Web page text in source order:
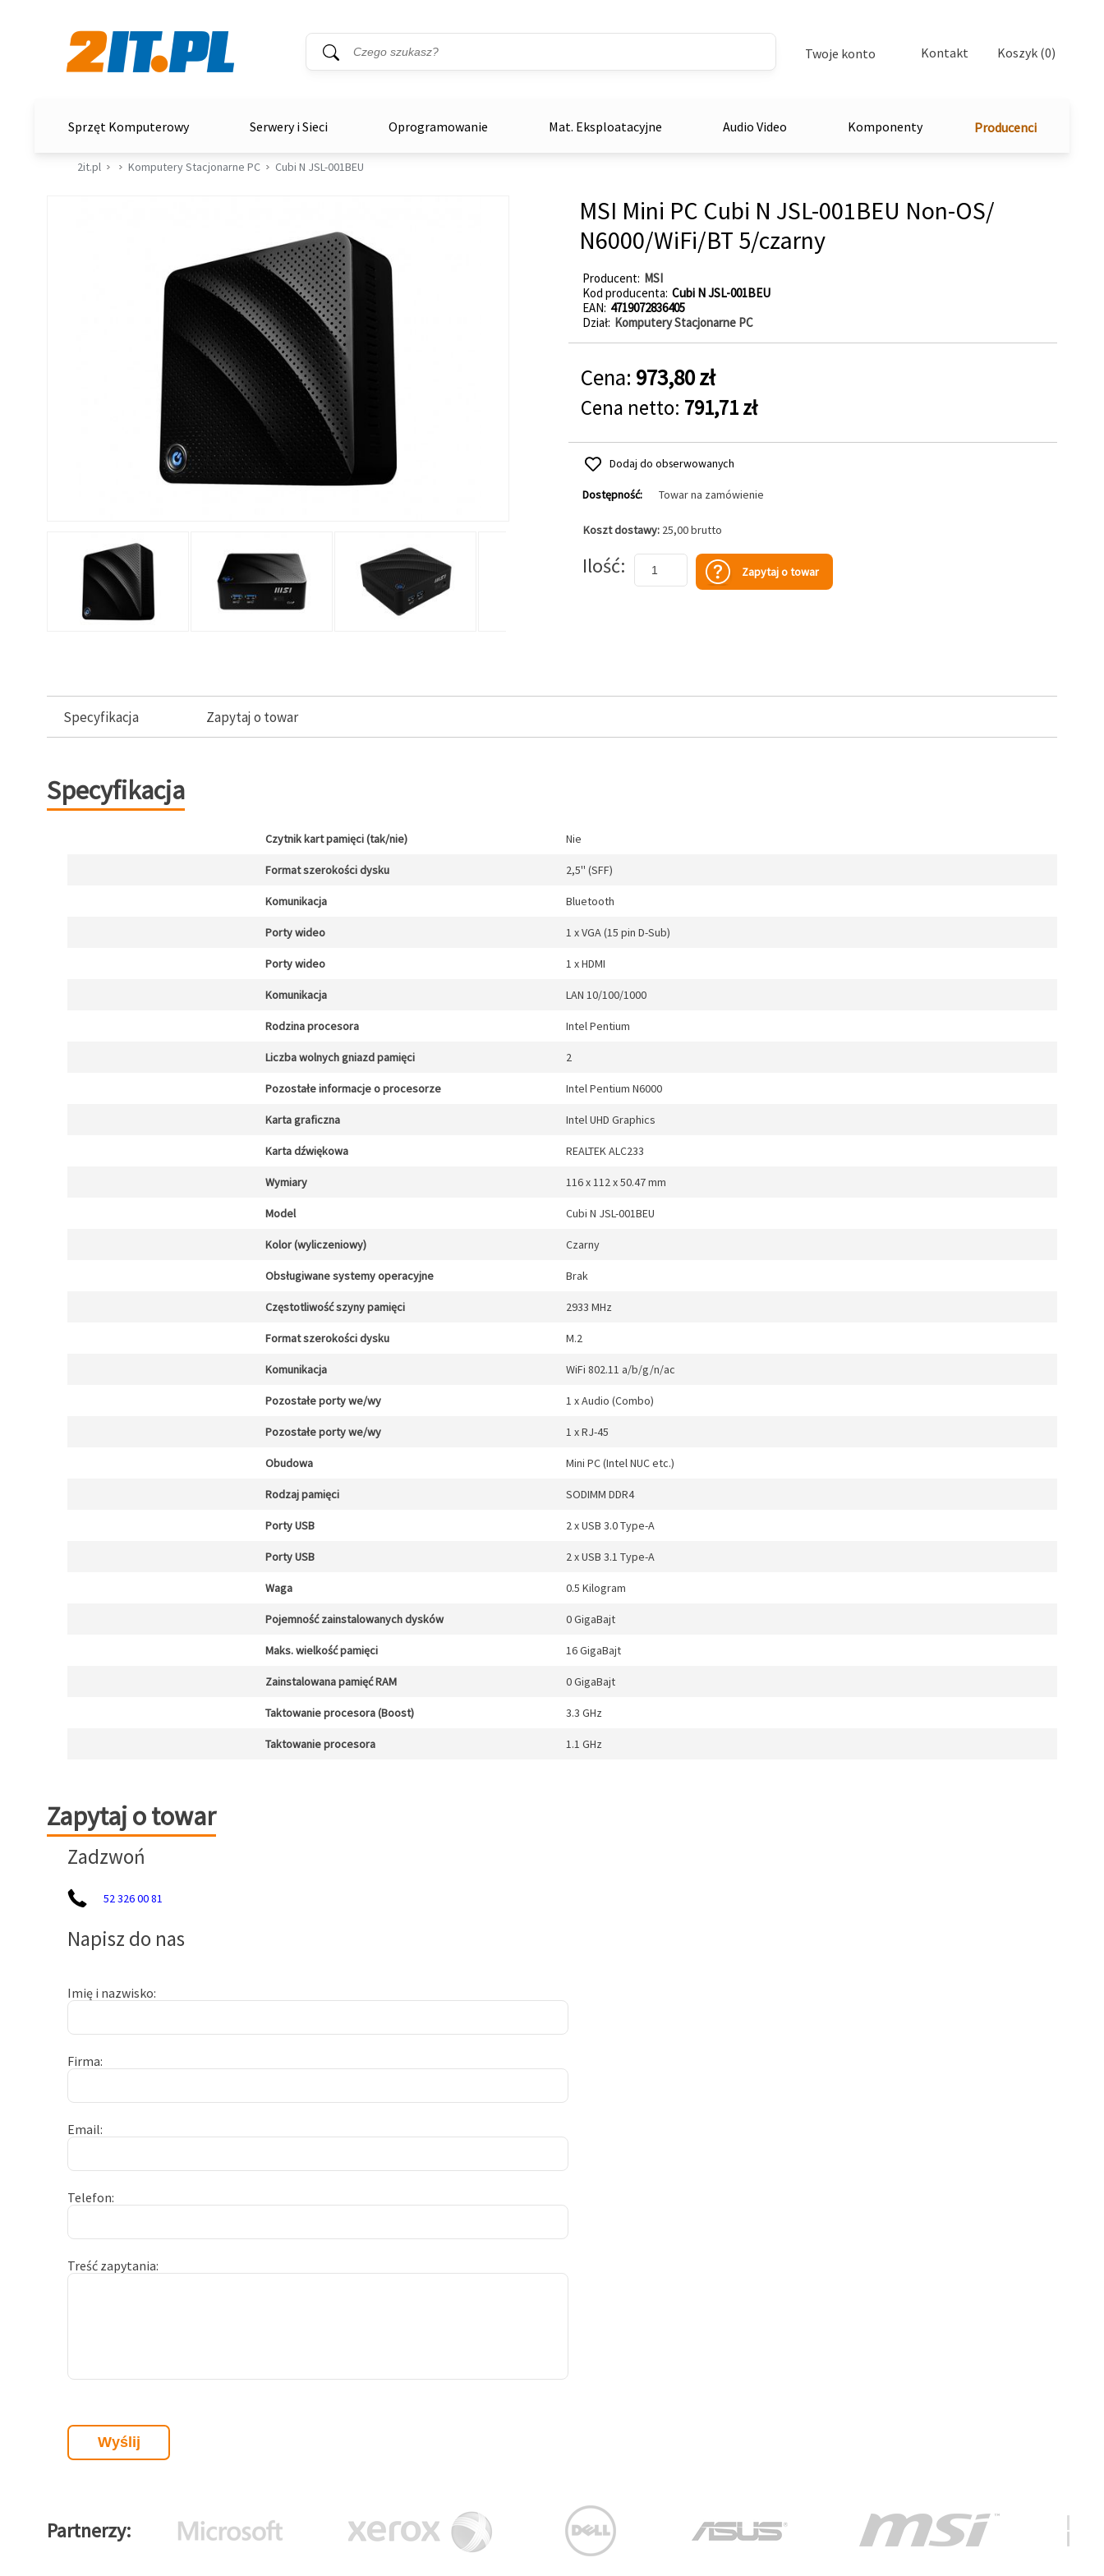
Wyszukiwarka
Słowo kluczowe
Twoje konto Kontakt Koszyk (0)
Sprzęt Komputerowy Serwery i Sieci Oprogramowanie Mat. Eksploatacyjne Audio Video Komponenty Producenci
2it.pl Komputery Stacjonarne PC Cubi N JSL-001BEU
MSI Mini PC Cubi N JSL-001BEU Non-OS/
N6000/WiFi/BT 5/czarny
Producent MSI
Kod producenta Cubi N JSL-001BEU
EAN 4719072836405
Dział Komputery Stacjonarne PC
Cena: 973,80 zł
Cena netto: 791,71 zł
Dodaj do obserwowanych
Dostępność: Towar na zamówienie
Koszt dostawy: 25,00 brutto
Ilość Zapytaj o towar
Specyfikacja Zapytaj o towar
Specyfikacja
Czytnik kart pamięci (tak/nie) Nie
Format szerokości dysku 2,5'' (SFF)
Komunikacja Bluetooth
Porty wideo 1 x VGA (15 pin D-Sub)
Porty wideo 1 x HDMI
Komunikacja LAN 10/100/1000
Rodzina procesora Intel Pentium
Liczba wolnych gniazd pamięci 2
Pozostałe informacje o procesorze Intel Pentium N6000
Karta graficzna Intel UHD Graphics
Karta dźwiękowa REALTEK ALC233
Wymiary 116 x 112 x 50.47 mm
Model Cubi N JSL-001BEU
Kolor (wyliczeniowy) Czarny
Obsługiwane systemy operacyjne Brak
Częstotliwość szyny pamięci 2933 MHz
Format szerokości dysku M.2
Komunikacja WiFi 802.11 a/b/g/n/ac
Pozostałe porty we/wy 1 x Audio (Combo)
Pozostałe porty we/wy 1 x RJ-45
Obudowa Mini PC (Intel NUC etc.)
Rodzaj pamięci SODIMM DDR4
Porty USB 2 x USB 3.0 Type-A
Porty USB 2 x USB 3.1 Type-A
Waga 0.5 Kilogram
Pojemność zainstalowanych dysków 0 GigaBajt
Maks. wielkość pamięci 16 GigaBajt
Zainstalowana pamięć RAM 0 GigaBajt
Taktowanie procesora (Boost) 3.3 GHz
Taktowanie procesora 1.1 GHz
Zapytaj o towar
Zapytaj o towar
Zadzwoń
52 326 00 81
Napisz do nas
Imię i nazwisko
Firma
Email
Telefon
Treść zapytania
Partnerzy